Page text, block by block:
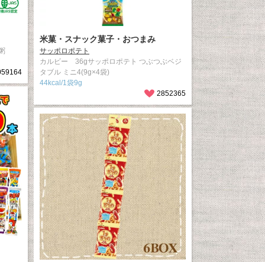
米菓・スナック菓子・おつまみ
サッポロポテト
カルビー 36gサッポロポテト つぶつぶベジ
タブル ミニ4(9g×4袋)
44kcal/1袋9g
2852365